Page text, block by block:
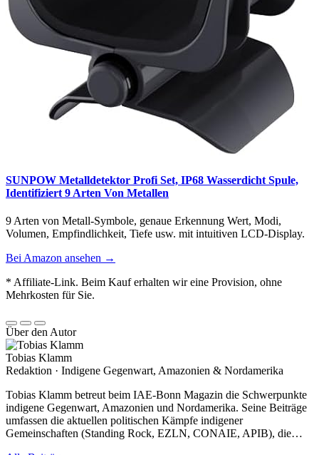
SUNPOW Metalldetektor Profi Set, IP68 Wasserdicht Spule,
Identifiziert 9 Arten Von Metallen
9 Arten von Metall-Symbole, genaue Erkennung Wert, Modi,
Volumen, Empfindlichkeit, Tiefe usw. mit intuitiven LCD-Display.
Bei Amazon ansehen →
* Affiliate-Link. Beim Kauf erhalten wir eine Provision, ohne
Mehrkosten für Sie.
Über den Autor
Tobias Klamm
Redaktion · Indigene Gegenwart, Amazonien & Nordamerika
Tobias Klamm betreut beim IAE-Bonn Magazin die Schwerpunkte
indigene Gegenwart, Amazonien und Nordamerika. Seine Beiträge
umfassen die aktuellen politischen Kämpfe indigener
Gemeinschaften (Standing Rock, EZLN, CONAIE, APIB), die…